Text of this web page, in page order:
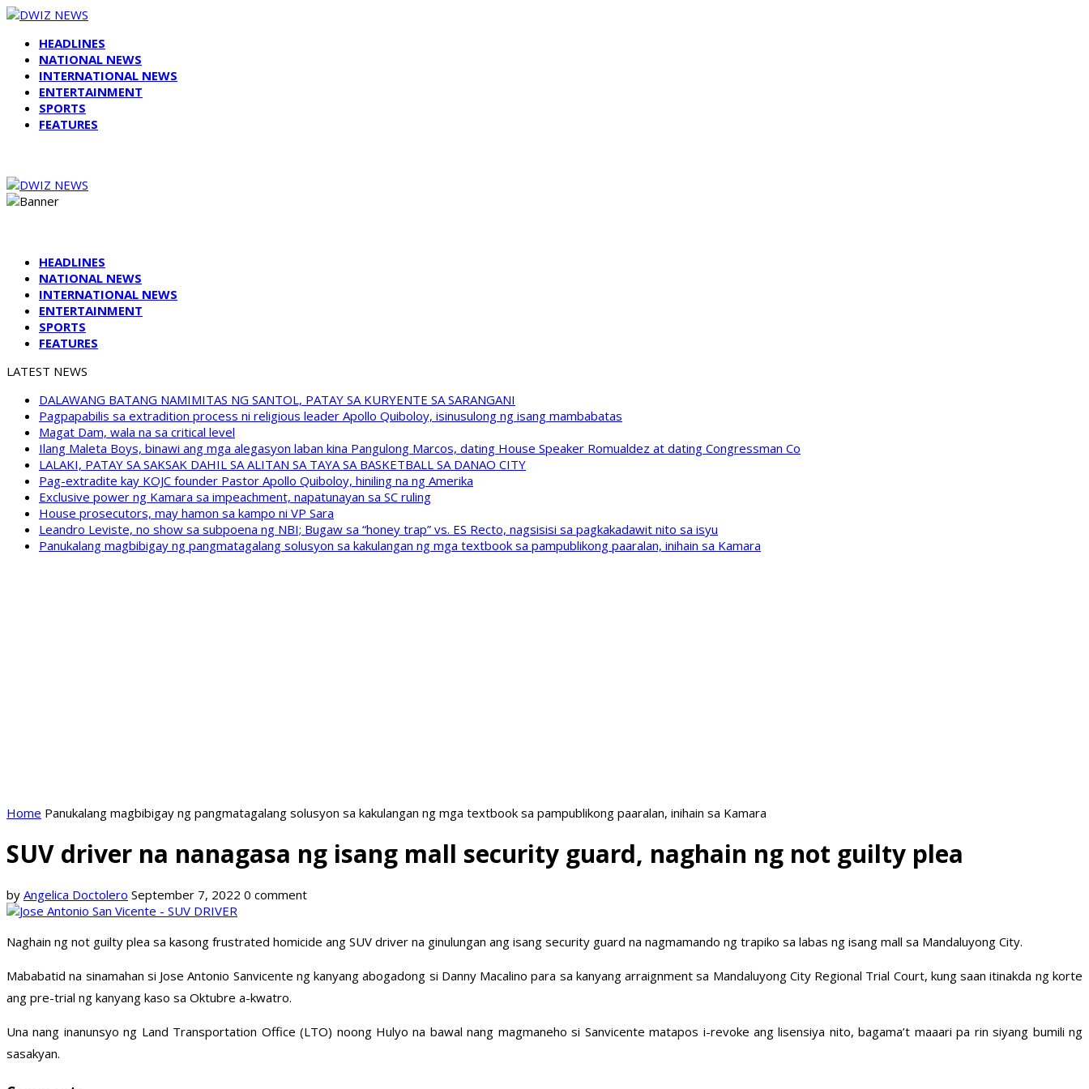
HEADLINES
NATIONAL NEWS
INTERNATIONAL NEWS
ENTERTAINMENT
SPORTS
FEATURES
HEADLINES
NATIONAL NEWS
INTERNATIONAL NEWS
ENTERTAINMENT
SPORTS
FEATURES
LATEST NEWS
DALAWANG BATANG NAMIMITAS NG SANTOL, PATAY SA KURYENTE SA SARANGANI
Pagpapabilis sa extradition process ni religious leader Apollo Quiboloy, isinusulong ng isang mambabatas
Magat Dam, wala na sa critical level
Ilang Maleta Boys, binawi ang mga alegasyon laban kina Pangulong Marcos, dating House Speaker Romualdez at dating Congressman Co
LALAKI, PATAY SA SAKSAK DAHIL SA ALITAN SA TAYA SA BASKETBALL SA DANAO CITY
Pag-extradite kay KOJC founder Pastor Apollo Quiboloy, hiniling na ng Amerika
Exclusive power ng Kamara sa impeachment, napatunayan sa SC ruling
House prosecutors, may hamon sa kampo ni VP Sara
Leandro Leviste, no show sa subpoena ng NBI; Bugaw sa “honey trap” vs. ES Recto, nagsisisi sa pagkakadawit nito sa isyu
Panukalang magbibigay ng pangmatagalang solusyon sa kakulangan ng mga textbook sa pampublikong paaralan, inihain sa Kamara
Home Panukalang magbibigay ng pangmatagalang solusyon sa kakulangan ng mga textbook sa pampublikong paaralan, inihain sa Kamara
SUV driver na nanagasa ng isang mall security guard, naghain ng not guilty plea
by Angelica Doctolero September 7, 2022 0 comment
Naghain ng not guilty plea sa kasong frustrated homicide ang SUV driver na ginulungan ang isang security guard na nagmamando ng trapiko sa labas ng isang mall sa Mandaluyong City.
Mababatid na sinamahan si Jose Antonio Sanvicente ng kanyang abogadong si Danny Macalino para sa kanyang arraignment sa Mandaluyong City Regional Trial Court, kung saan itinakda ng korte
ang pre-trial ng kanyang kaso sa Oktubre a-kwatro.
Una nang inanunsyo ng Land Transportation Office (LTO) noong Hulyo na bawal nang magmaneho si Sanvicente matapos i-revoke ang lisensiya nito, bagama’t maaari pa rin siyang bumili ng
sasakyan.